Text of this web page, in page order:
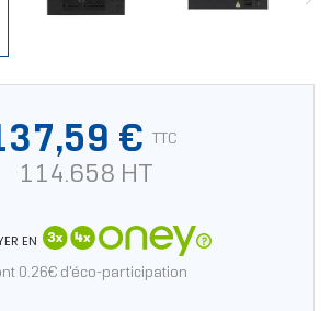
€ TTC
114.658 HT
EN
0.26€ d'éco-participation